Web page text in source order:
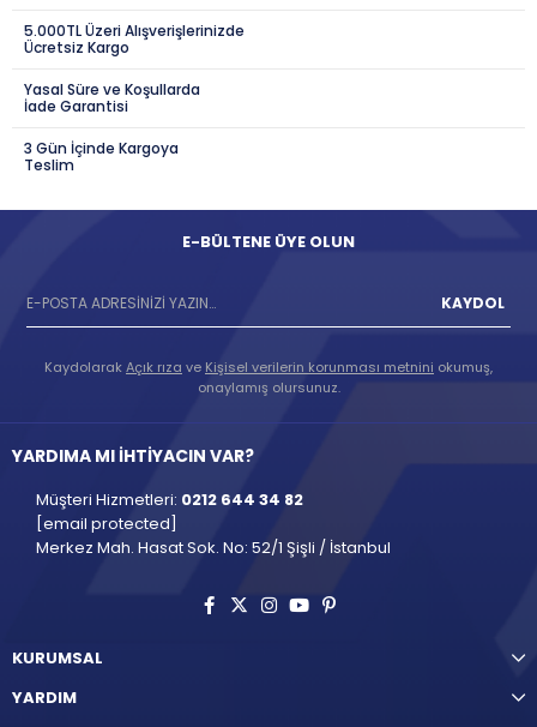
5.000TL Üzeri Alışverişlerinizde
Ücretsiz Kargo
Yasal Süre ve Koşullarda
İade Garantisi
3 Gün İçinde Kargoya
Teslim
E-BÜLTENE ÜYE OLUN
KAYDOL
KaydolarakAçık rıza ve Kişisel verilerin korunması metnini okumuş,
onaylamış olursunuz.
YARDIMA MI İHTİYACIN VAR?
Müşteri Hizmetleri: 0212 644 34 82
[email protected]
Merkez Mah. Hasat Sok. No: 52/1 Şişli / İstanbul
KURUMSAL
YARDIM